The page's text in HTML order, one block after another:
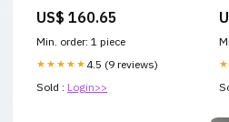
US$ 160.65
Min. order: 1 piece
★★★★★ 4.5 (9 reviews)
Sold : Login>>